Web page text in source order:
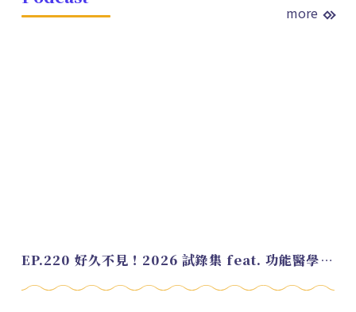
more
EP.220 好久不見！2026 試錄集 feat. 功能醫學營養師 美寶